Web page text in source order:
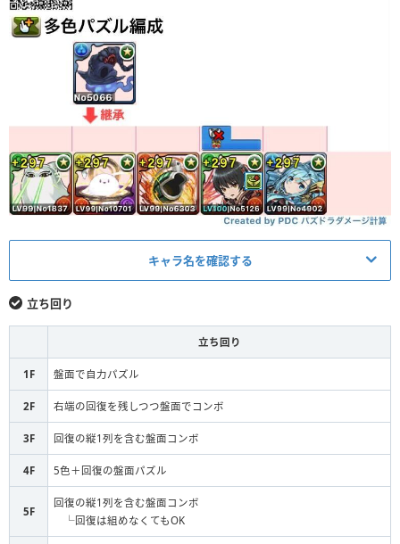
キャラ名を確認する
L メジェドラ なし
S 試練アテン
S 爆豪勝己装備
S セリカ
S 極醒シェアト
F なし
立ち回り
立ち回り
1F 盤面で自力パズル
2F 右端の回復を残しつつ盤面でコンボ
3F 回復の縦1列を含む盤面コンボ
4F 5色＋回復の盤面パズル
5F
回復の縦1列を含む盤面コンボ
└回復は組めなくてもOK